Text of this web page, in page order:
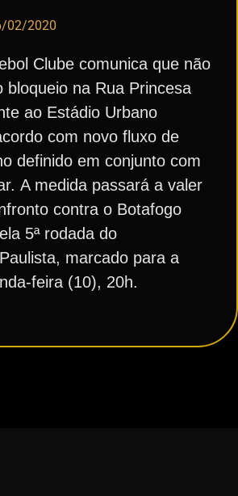
02/2020
Clube comunica que não
bloqueio na Rua Princesa
ao Estádio Urbano
com novo fluxo de
definido em conjunto com
A medida passará a valer
contra o Botafogo
5ª rodada do
marcado para a
feira (10), 20h.